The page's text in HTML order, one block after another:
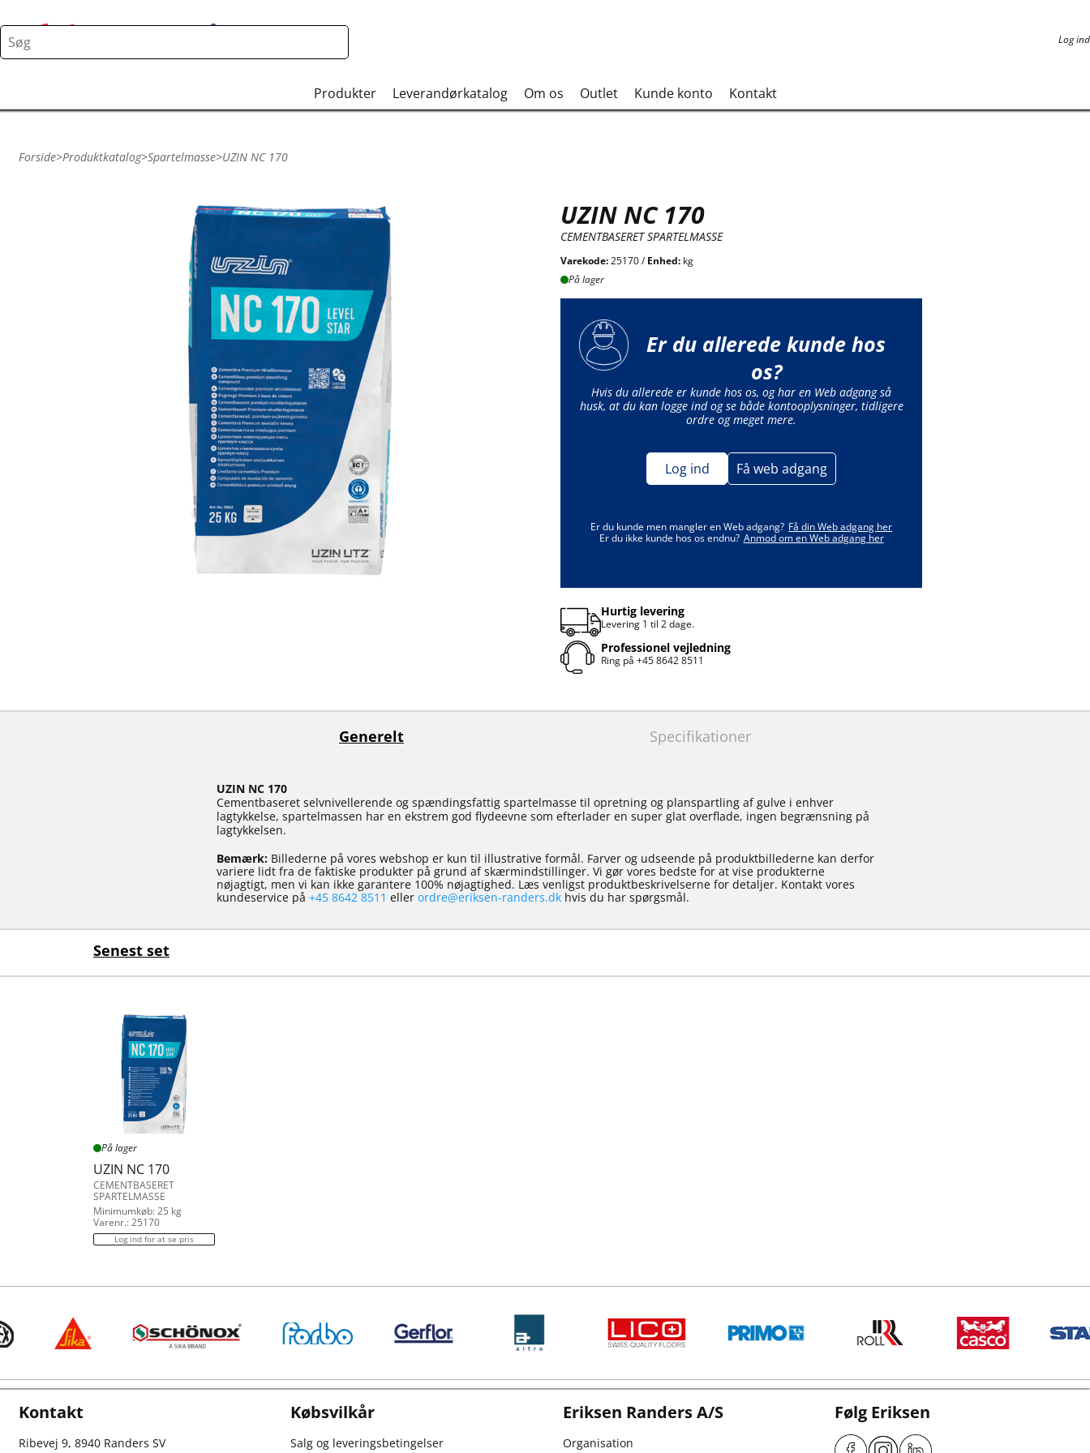
Log ind
Produkter Leverandørkatalog Om os Outlet Kunde konto Kontakt
Forside>Produktkatalog>Spartelmasse>UZIN NC 170
UZIN NC 170
CEMENTBASERET SPARTELMASSE
Varekode:25170 /Enhed: kg
På lager
Er du allerede kunde hos
os?
Hvis du allerede er kunde hos os, og har en Web adgang så
husk, at du kan logge ind og se både kontooplysninger, tidligere
ordre og meget mere.
Log ind Få web adgang
Er du kunde men mangler en Web adgang? Få din Web adgang her
Er du ikke kunde hos os endnu? Anmod om en Web adgang her
Hurtig levering
Levering 1 til 2 dage.
Professionel vejledning
Ring på+45 8642 8511
Generelt Specifikationer
UZIN NC 170
Cementbaseret selvnivellerende og spændingsfattig spartelmasse til opretning og planspartling af gulve i enhver
lagtykkelse, spartelmassen har en ekstrem god flydeevne som efterlader en super glat overflade, ingen begrænsning på
lagtykkelsen.
Bemærk:Billederne på vores webshop er kun til illustrative formål. Farver og udseende på produktbillederne kan derfor
variere lidt fra de faktiske produkter på grund af skærmindstillinger. Vi gør vores bedste for at vise produkterne
nøjagtigt, men vi kan ikke garantere 100% nøjagtighed. Læs venligst produktbeskrivelserne for detaljer. Kontakt vores
kundeservice på +45 8642 8511 eller ordre@eriksen-randers.dkhvis du har spørgsmål.
Senest set
På lager
UZIN NC 170
CEMENTBASERET
SPARTELMASSE
Minimumkøb: 25 kg
Varenr.: 25170
Log ind for at se pris
Kontakt
Ribevej 9, 8940 Randers SV
Købsvilkår
Salg og leveringsbetingelser
Eriksen Randers A/S
Organisation
Følg Eriksen